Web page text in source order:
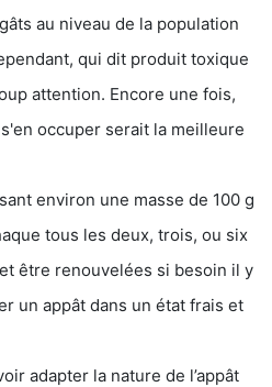
au niveau de la population
qui dit produit toxique
attention. Encore une fois,
occuper serait la meilleure
environ une masse de 100 g
tous les deux, trois, ou six
être renouvelées si besoin il y
un appât dans un état frais et
adapter la nature de l’appât